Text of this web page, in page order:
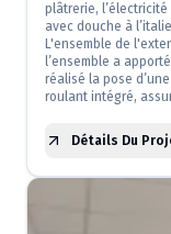
plâtrerie,
avec douche à
L'ensemble de
l’ensemble a
réalisé la pose
roulant intégré,
Détails Du